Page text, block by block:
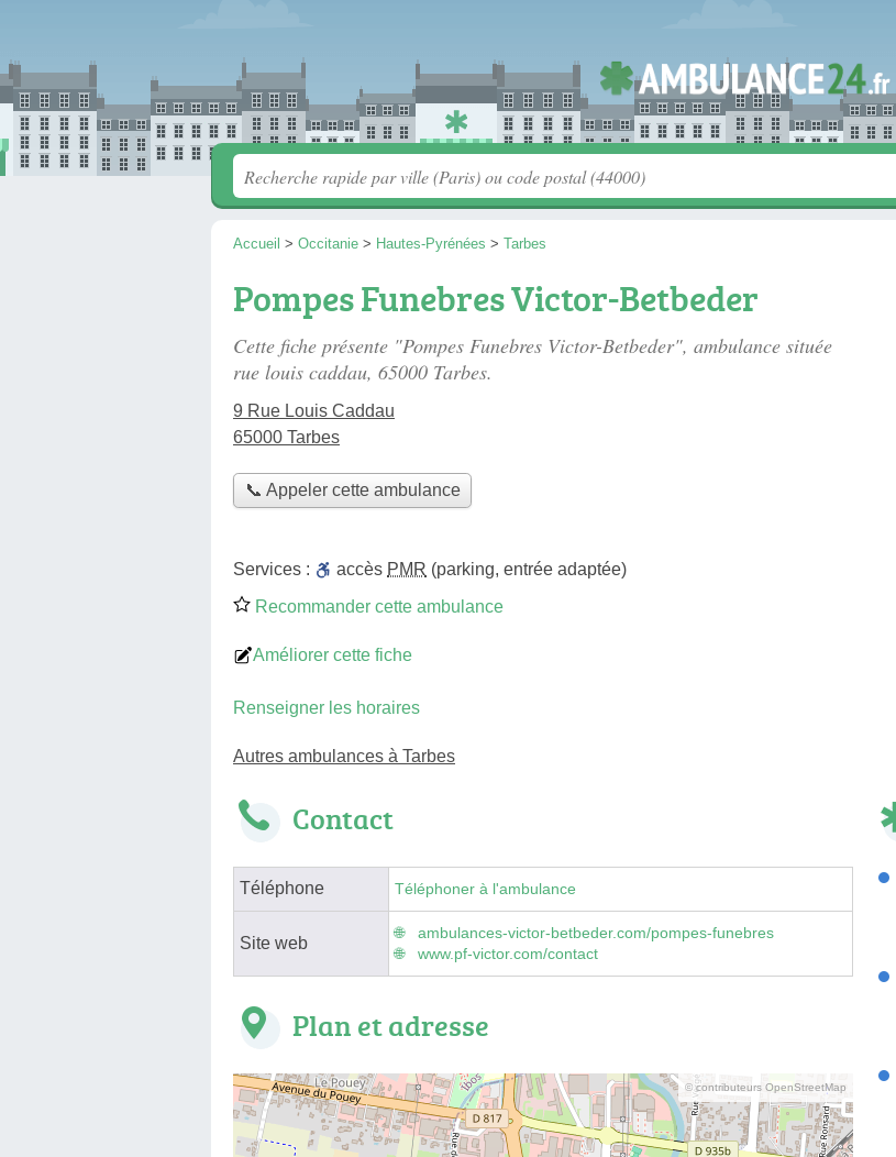
Accueil > Occitanie > Hautes-Pyrénées > Tarbes
Pompes Funebres Victor-Betbeder
Cette fiche présente "Pompes Funebres Victor-Betbeder", ambulance située
rue louis caddau, 65000 Tarbes.
9 Rue Louis Caddau
65000 Tarbes
📞 Appeler cette ambulance
Services : accès PMR (parking, entrée adaptée)
Recommander cette ambulance
Améliorer cette fiche
Renseigner les horaires
Autres ambulances à Tarbes
Contact
Téléphone Téléphoner à l'ambulance
Site web
ambulances-victor-betbeder.com/pompes-funebres
www.pf-victor.com/contact
Plan et adresse
© contributeurs OpenStreetMap